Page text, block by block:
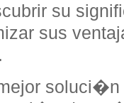
su
sus